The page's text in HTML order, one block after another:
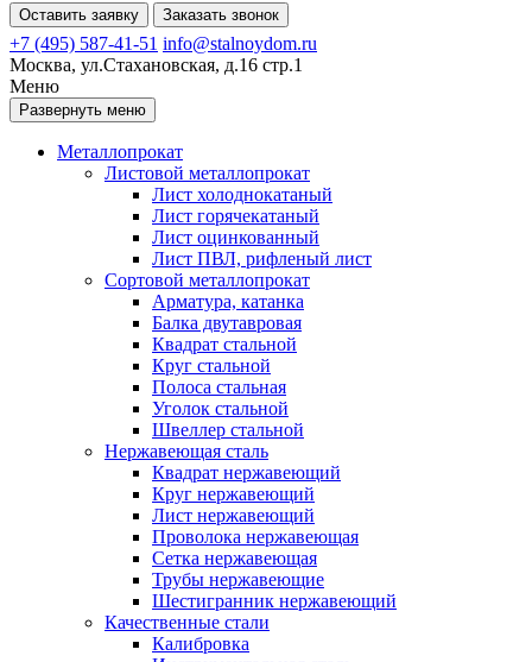
Оставить заявку Заказать звонок
+7 (495) 587-41-51 info@stalnoydom.ru
Москва, ул.Стахановская, д.16 стр.1
Меню
Развернуть меню
Металлопрокат
Листовой металлопрокат
Лист холоднокатаный
Лист горячекатаный
Лист оцинкованный
Лист ПВЛ, рифленый лист
Сортовой металлопрокат
Арматура, катанка
Балка двутавровая
Квадрат стальной
Круг стальной
Полоса стальная
Уголок стальной
Швеллер стальной
Нержавеющая сталь
Квадрат нержавеющий
Круг нержавеющий
Лист нержавеющий
Проволока нержавеющая
Сетка нержавеющая
Трубы нержавеющие
Шестигранник нержавеющий
Качественные стали
Калибровка